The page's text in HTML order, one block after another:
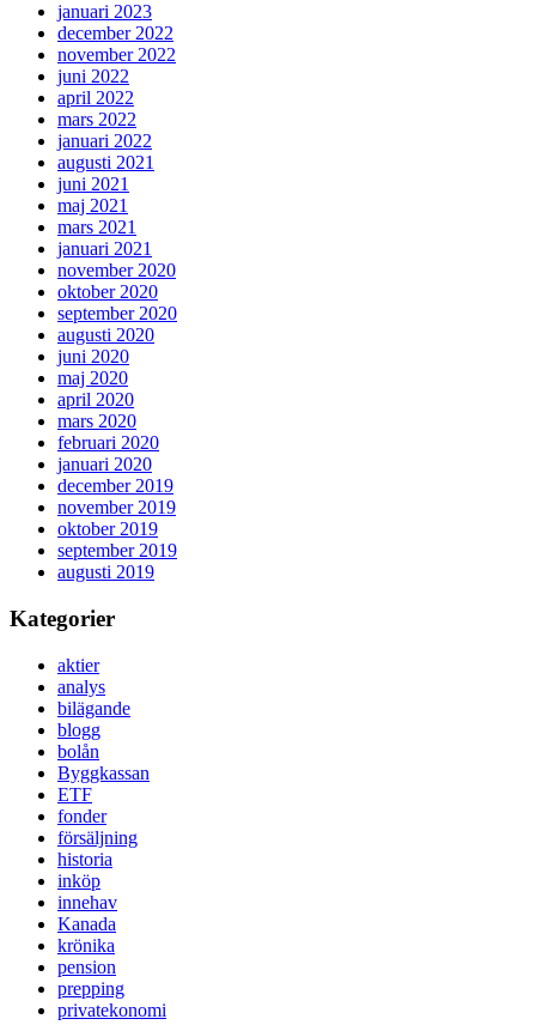
januari 2023
december 2022
november 2022
juni 2022
april 2022
mars 2022
januari 2022
augusti 2021
juni 2021
maj 2021
mars 2021
januari 2021
november 2020
oktober 2020
september 2020
augusti 2020
juni 2020
maj 2020
april 2020
mars 2020
februari 2020
januari 2020
december 2019
november 2019
oktober 2019
september 2019
augusti 2019
Kategorier
aktier
analys
bilägande
blogg
bolån
Byggkassan
ETF
fonder
försäljning
historia
inköp
innehav
Kanada
krönika
pension
prepping
privatekonomi